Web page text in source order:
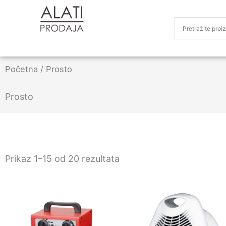
Početna / Prosto
Prosto
Prikaz 1–15 od 20 rezultata